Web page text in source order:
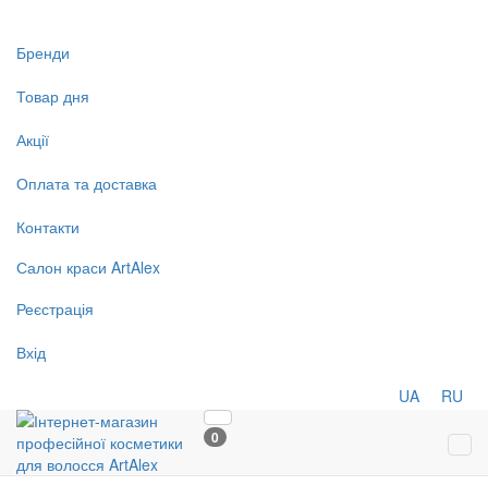
Бренди
Товар дня
Акції
Оплата та доставка
Контакти
Салон краси ArtAlex
Реєстрація
Вхід
UA RU
0